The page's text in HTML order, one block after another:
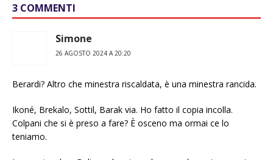
3 COMMENTI
Simone
26 AGOSTO 2024 A 20:20
Berardi? Altro che minestra riscaldata, è una minestra rancida.
Ikoné, Brekalo, Sottil, Barak via. Ho fatto il copia incolla.
Colpani che si è preso a fare? È osceno ma ormai ce lo
teniamo.